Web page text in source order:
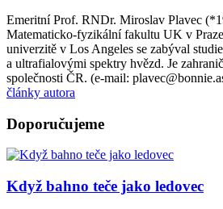
Emeritní Prof. RNDr. Miroslav Plavec
Matematicko-fyzikální fakultu UK v
univerzitě v Los Angeles se zabýval
a ultrafialovými spektry hvězd. Je
společnosti ČR. (e-mail:
články autora
Doporučujeme
Když bahno teče jako ledovec